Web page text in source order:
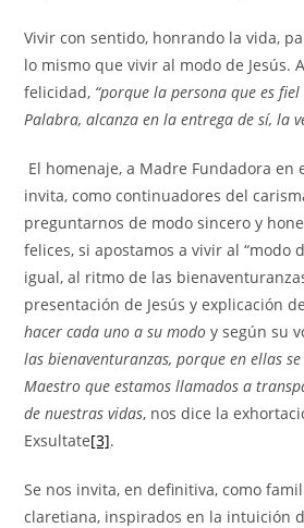
Vivir con sentido, honrando la vida,
lo mismo que vivir al modo de Jesús.
felicidad, “porque la persona que es fiel
Palabra, alcanza en la entrega de sí, la
El homenaje, a Madre Fundadora en
invita, como continuadores del
preguntarnos de modo sincero y
felices, si apostamos a vivir al “modo
igual, al ritmo de las
presentación de Jesús y explicación
hacer cada uno a su modoy según su
las bienaventuranzas, porque en ellas
Maestro que estamos llamados a
de nuestras vidas, nos dice la
Exsultate[3].
Se nos invita, en definitiva, como
claretiana, inspirados en la intuición